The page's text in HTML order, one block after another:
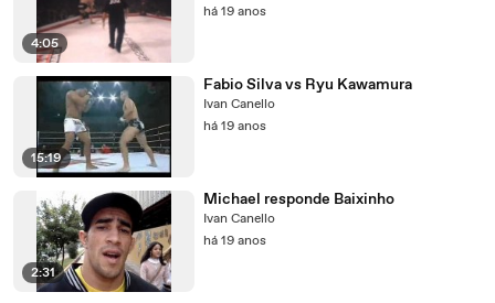
4:05
há 19 anos
15:19
Fabio Silva vs Ryu Kawamura
Ivan Canello
há 19 anos
2:31
Michael responde Baixinho
Ivan Canello
há 19 anos